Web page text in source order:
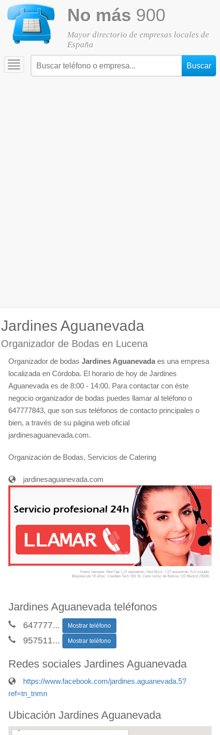
No más 900
Mayor directorio de empresas locales de
España
Toggle
navigation
Jardines Aguanevada
Organizador de Bodas en Lucena
Organizador de bodas Jardines Aguanevada es una empresa
localizada en Córdoba. El horario de hoy de Jardines
Aguanevada es de 8:00 - 14:00. Para contactar con éste
negocio organizador de bodas puedes llamar al teléfono o
647777843, que son sus teléfonos de contacto principales o
bien, a través de su página web oficial
jardinesaguanevada.com.
Organización de Bodas, Servicios de Catering
jardinesaguanevada.com
Jardines Aguanevada teléfonos
647777... Mostrar teléfono
957511... Mostrar teléfono
Redes sociales Jardines Aguanevada
https://www.facebook.com/jardines.aguanevada.5?
ref=tn_tnmn
Ubicación Jardines Aguanevada